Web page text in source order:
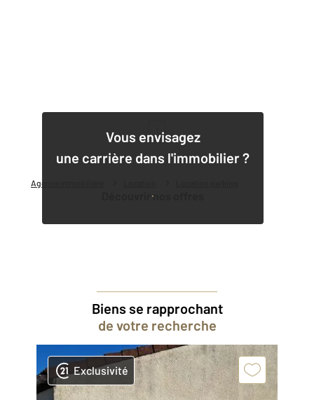
Agence immobilière
Vous envisagez
une carrière dans l'immobilier ?
Découvrir nos offres
Biens se rapprochant
de votre recherche
Exclusivité